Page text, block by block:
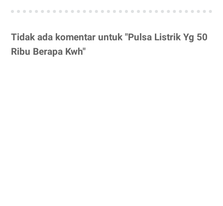
Tidak ada komentar untuk "Pulsa Listrik Yg 50
Ribu Berapa Kwh"